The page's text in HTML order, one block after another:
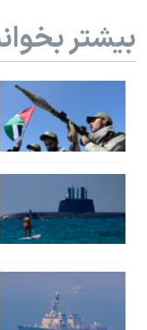
بیشتر